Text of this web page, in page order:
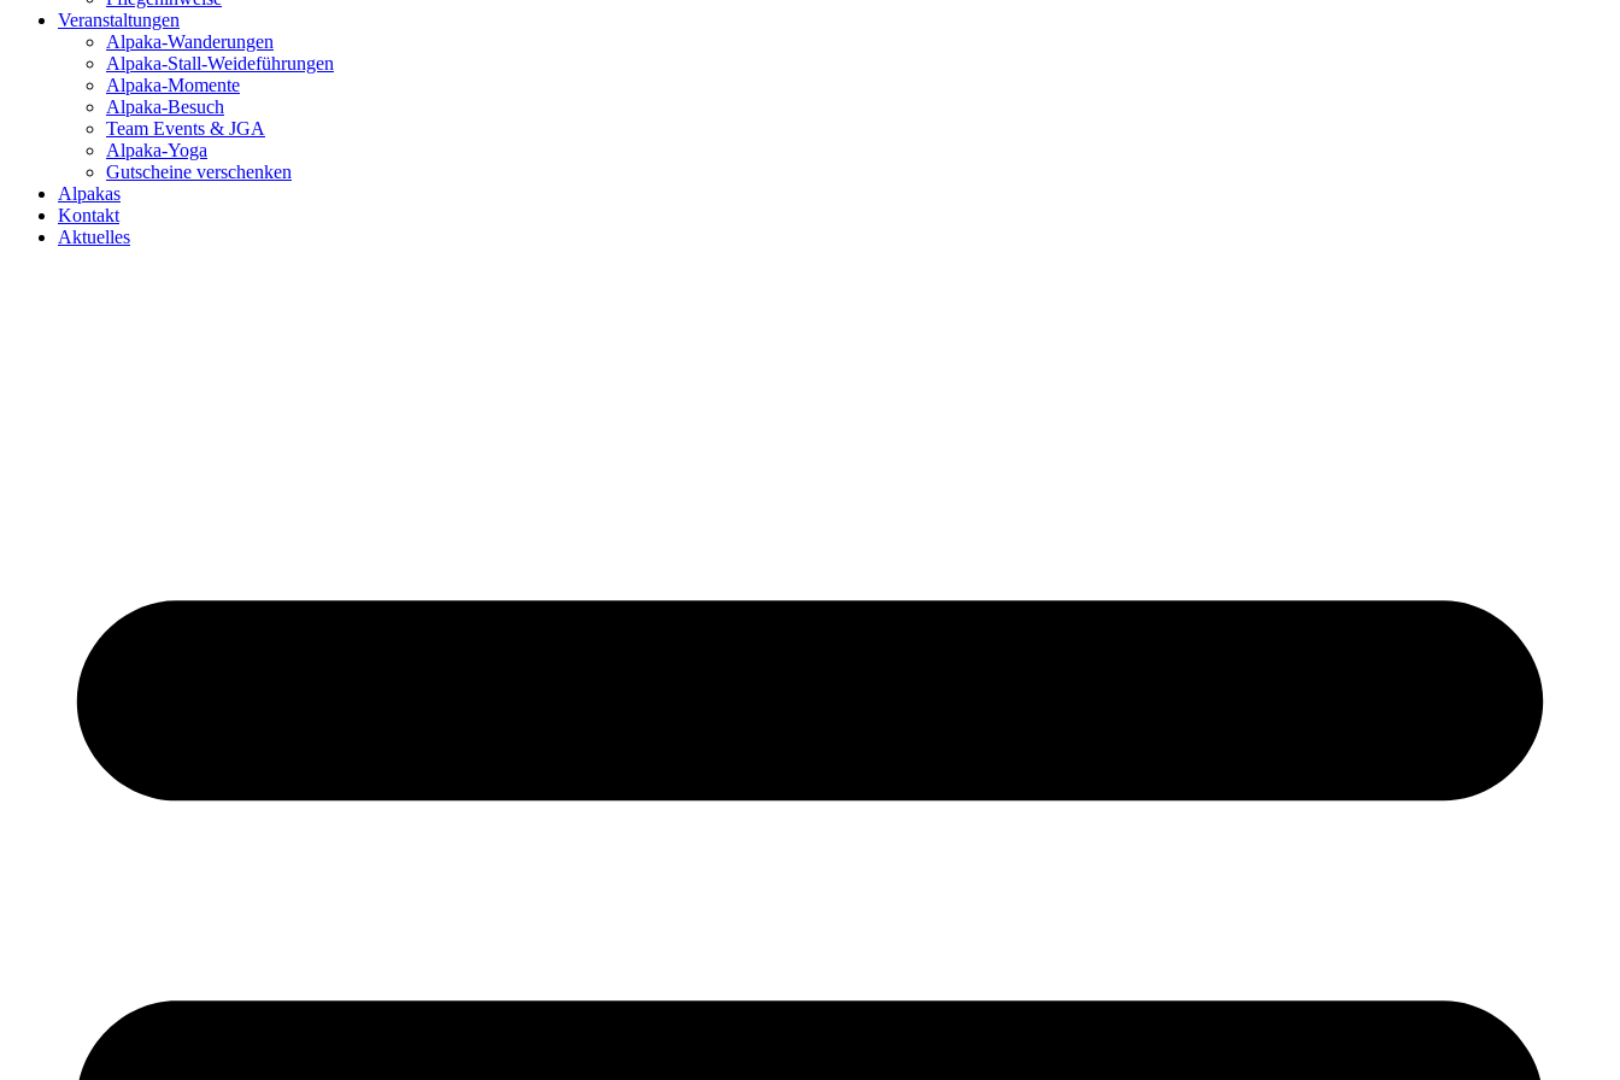
Veranstaltungen
Alpaka-Wanderungen
Alpaka-Stall-Weideführungen
Alpaka-Momente
Alpaka-Besuch
Team Events & JGA
Alpaka-Yoga
Gutscheine verschenken
Alpakas
Kontakt
Aktuelles